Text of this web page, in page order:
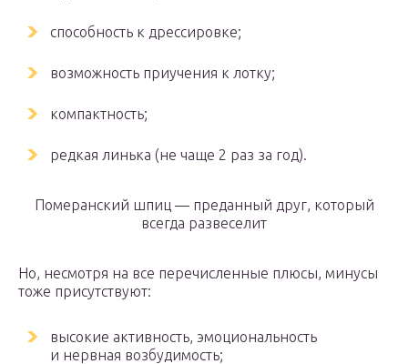
способность к дрессировке;
возможность приучения к лотку;
компактность;
редкая линька (не чаще 2 раз за год).
Померанский шпиц — преданный друг, который
всегда развеселит
Но, несмотря на все перечисленные плюсы, минусы
тоже присутствуют:
высокие активность, эмоциональность
и нервная возбудимость;